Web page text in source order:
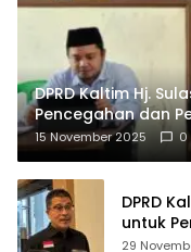
DPRD Kaltim Hj.
Pencegahan dan
15 November 2025 0
DPRD
untuk
Agama
29